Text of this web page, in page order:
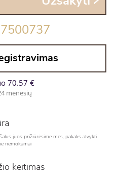
70.57 €
mėnesių
juos prižiūrėsime mes, pakaks atvykti
nemokamai
keitimas